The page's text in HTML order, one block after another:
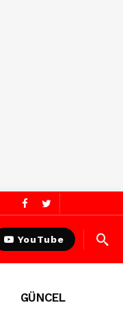
YouTube
GÜNCEL